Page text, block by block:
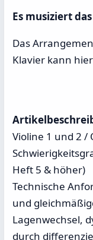
Es musiziert
Das
Klavier kann
Violine 1 und 2 /
Heft 5 & höher)
Technische
und
Lagenwechsel,
durch